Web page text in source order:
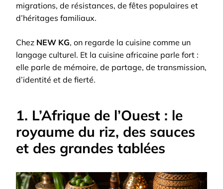
migrations, de résistances, de fêtes populaires et
d’héritages familiaux.
Chez NEW KG, on regarde la cuisine comme un
langage culturel. Et la cuisine africaine parle fort :
elle parle de mémoire, de partage, de transmission,
d’identité et de fierté.
1. L’Afrique de l’Ouest : le
royaume du riz, des sauces
et des grandes tablées